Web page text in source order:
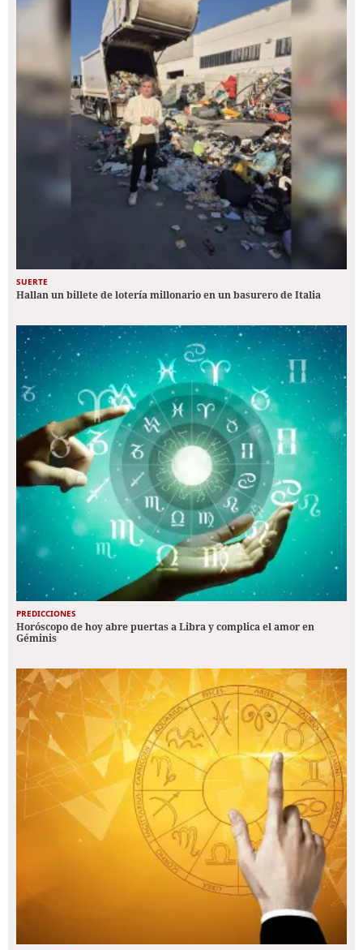
SUERTE
Hallan un billete de lotería millonario en un basurero de Italia
PREDICCIONES
Horóscopo de hoy abre puertas a Libra y complica el amor en
Géminis